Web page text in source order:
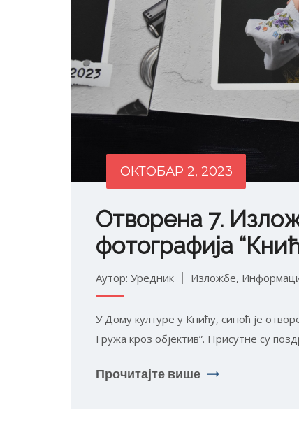
ОКТОБАР 2, 2023
Отворена 7.
фотографија
Аутор: Уредник Изложбе,
У Дому културе у Книћу, синоћ је
Гружа кроз објектив”. Присутне су
Прочитајте више